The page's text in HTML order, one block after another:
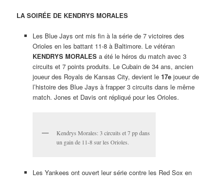
LA SOIRÉE DE KENDRYS MORALES
Les Blue Jays ont mis fin à la série de 7 victoires des
Orioles en les battant 11-8 à Baltimore. Le vétéran
KENDRYS MORALESa été le héros du match avec 3
circuits et 7 points produits. Le Cubain de 34 ans, ancien
joueur des Royals de Kansas City, devient le 17ejoueur de
l’histoire des Blue Jays à frapper 3 circuits dans le même
match. Jones et Davis ont répliqué pour les Orioles.
Kendrys Morales: 3 circuits et 7 pp dans
un gain de 11-8 sur les Orioles.
Les Yankees ont ouvert leur série contre les Red Sox en